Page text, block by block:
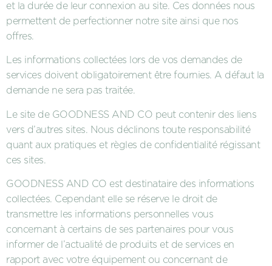
et la durée de leur connexion au site. Ces données nous
permettent de perfectionner notre site ainsi que nos
offres.
Les informations collectées lors de vos demandes de
services doivent obligatoirement être fournies. A défaut la
demande ne sera pas traitée.
Le site de GOODNESS AND CO peut contenir des liens
vers d’autres sites. Nous déclinons toute responsabilité
quant aux pratiques et règles de confidentialité régissant
ces sites.
GOODNESS AND CO est destinataire des informations
collectées. Cependant elle se réserve le droit de
transmettre les informations personnelles vous
concernant à certains de ses partenaires pour vous
informer de l’actualité de produits et de services en
rapport avec votre équipement ou concernant de